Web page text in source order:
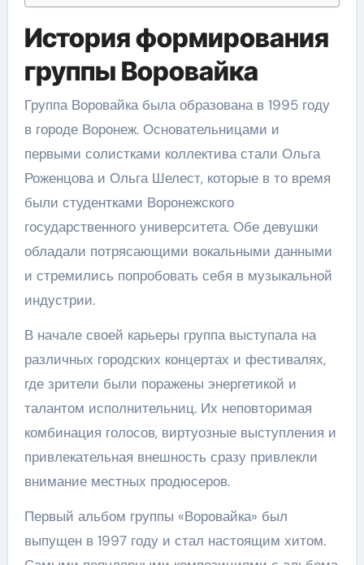
История формирования
группы Воровайка
Группа Воровайка была образована в 1995 году
в городе Воронеж. Основательницами и
первыми солистками коллектива стали Ольга
Роженцова и Ольга Шелест, которые в то время
были студентками Воронежского
государственного университета. Обе девушки
обладали потрясающими вокальными данными
и стремились попробовать себя в музыкальной
индустрии.
В начале своей карьеры группа выступала на
различных городских концертах и фестивалях,
где зрители были поражены энергетикой и
талантом исполнительниц. Их неповторимая
комбинация голосов, виртуозные выступления и
привлекательная внешность сразу привлекли
внимание местных продюсеров.
Первый альбом группы «Воровайка» был
выпущен в 1997 году и стал настоящим хитом.